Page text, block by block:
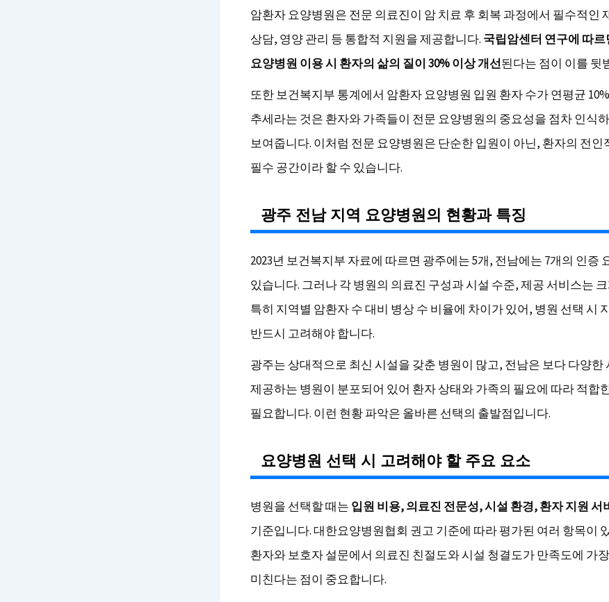
암환자 요양병원은 전문 의료진이 암 치료 후 회복 과정에서 필수적인
상담, 영양 관리 등 통합적 지원을 제공합니다. 국립암센터 연구에 따르
요양병원 이용 시 환자의 삶의 질이 30% 이상 개선된다는 점이 이를 뒷
또한 보건복지부 통계에서 암환자 요양병원 입원 환자 수가 연평균
추세라는 것은 환자와 가족들이 전문 요양병원의 중요성을 점차 인식
보여줍니다. 이처럼 전문 요양병원은 단순한 입원이 아닌, 환자의 전인
필수 공간이라 할 수 있습니다.
광주 전남 지역 요양병원의 현황과 특징
2023년 보건복지부 자료에 따르면 광주에는 5개, 전남에는 7개의 인증
있습니다. 그러나 각 병원의 의료진 구성과 시설 수준, 제공 서비스는
특히 지역별 암환자 수 대비 병상 수 비율에 차이가 있어, 병원 선택 시
반드시 고려해야 합니다.
광주는 상대적으로 최신 시설을 갖춘 병원이 많고, 전남은 보다 다양한
제공하는 병원이 분포되어 있어 환자 상태와 가족의 필요에 따라 적합
필요합니다. 이런 현황 파악은 올바른 선택의 출발점입니다.
요양병원 선택 시 고려해야 할 주요 요소
병원을 선택할 때는 입원 비용, 의료진 전문성, 시설 환경, 환자 지원 서
기준입니다. 대한요양병원협회 권고 기준에 따라 평가된 여러 항목이
환자와 보호자 설문에서 의료진 친절도와 시설 청결도가 만족도에 가
미친다는 점이 중요합니다.